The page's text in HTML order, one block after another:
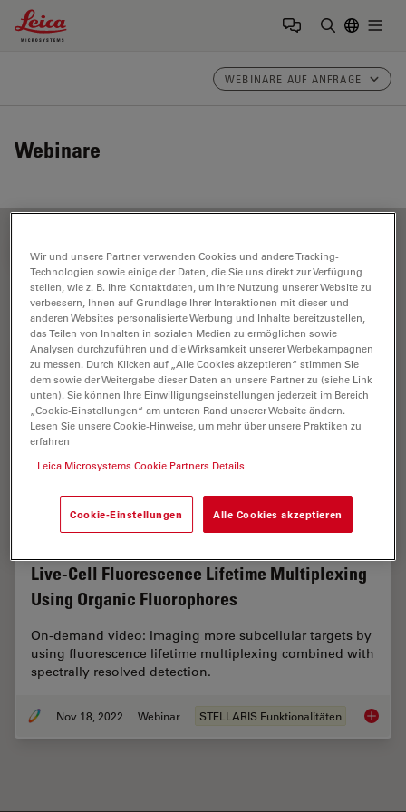
Leica Microsystems Logo
WEBINARE AUF ANFRAGE
Webinare
FILTER ARTICLES
Fluoreszenzproteine
Live-Cell Fluorescence Lifetime Multiplexing
Using Organic Fluorophores
On-demand video: Imaging more subcellular targets by
using fluorescence lifetime multiplexing combined with
spectrally resolved detection.
Nov 18, 2022 Webinar STELLARIS Funktionalitäten Live-
Wir und unsere Partner verwenden Cookies und andere Tracking-
Technologien sowie einige der Daten, die Sie uns direkt zur Verfügung
stellen, wie z. B. Ihre Kontaktdaten, um Ihre Nutzung unserer Website zu
verbessern, Ihnen auf Grundlage Ihrer Interaktionen mit dieser und
anderen Websites personalisierte Werbung und Inhalte bereitzustellen,
das Teilen von Inhalten in sozialen Medien zu ermöglichen sowie
Analysen durchzuführen und die Wirksamkeit unserer Werbekampagnen
zu messen. Durch Klicken auf „Alle Cookies akzeptieren“ stimmen Sie
dem sowie der Weitergabe dieser Daten an unsere Partner zu (siehe Link
unten). Sie können Ihre Einwilligungseinstellungen jederzeit im Bereich
„Cookie-Einstellungen“ am unteren Rand unserer Website ändern.
Lesen Sie unsere Cookie-Hinweise, um mehr über unsere Praktiken zu
erfahren
Leica Microsystems Cookie Partners Details
Cookie-Einstellungen Alle Cookies akzeptieren